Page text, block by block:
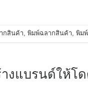
กสินค้า, พิมพ์ฉลากสินค้า, พิม
งแบรนด์ให้